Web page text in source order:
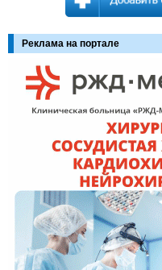
Реклама на портале